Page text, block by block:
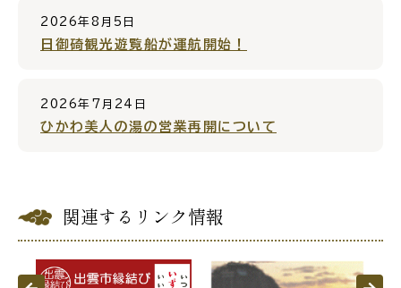
2026年8月5日
日御碕観光遊覧船が運航開始！
2026年7月24日
ひかわ美人の湯の営業再開について
関連するリンク情報